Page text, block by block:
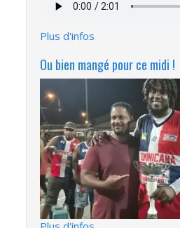
audio
Plus d'infos
Ou bien mangé pour ce midi !